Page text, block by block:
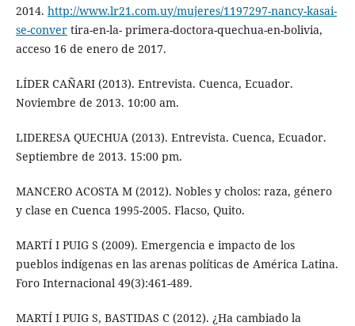
2014. http://www.lr21.com.uy/mujeres/1197297-nancy-kasai-
se-convertira-en-la- primera-doctora-quechua-en-bolivia,
acceso 16 de enero de 2017.
LÍDER CAÑARI (2013). Entrevista. Cuenca, Ecuador.
Noviembre de 2013. 10:00 am.
LIDERESA QUECHUA (2013). Entrevista. Cuenca, Ecuador.
Septiembre de 2013. 15:00 pm.
MANCERO ACOSTA M (2012). Nobles y cholos: raza, género
y clase en Cuenca 1995-2005. Flacso, Quito.
MARTÍ I PUIG S (2009). Emergencia e impacto de los
pueblos indígenas en las arenas políticas de América Latina.
Foro Internacional 49(3):461-489.
MARTÍ I PUIG S, BASTIDAS C (2012). ¿Ha cambiado la